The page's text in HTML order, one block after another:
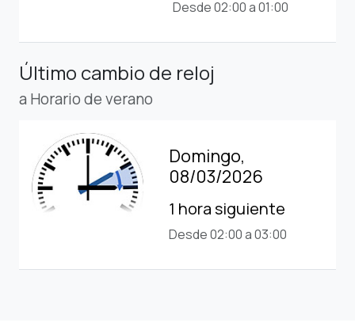
Desde 02:00 a 01:00
Último cambio de reloj
a Horario de verano
Domingo,
08/03/2026
1 hora siguiente
Desde 02:00 a 03:00